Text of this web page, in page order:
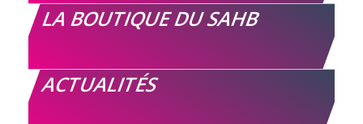
LA BOUTIQUE DU SAHB
ACTUALITÉS